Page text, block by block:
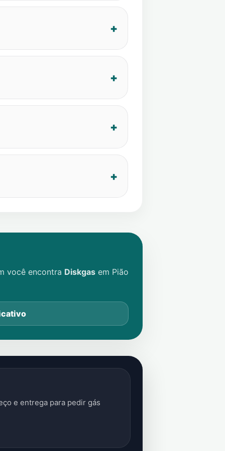
você encontra Diskgas em Pião
e entrega para pedir gás